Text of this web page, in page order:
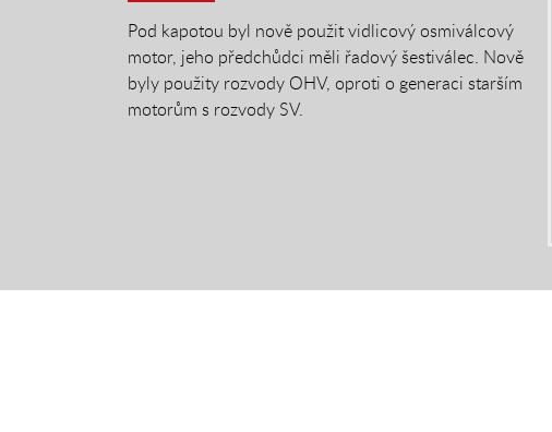
Pod kapotou byl nově použit vidlicový osmiválcový
motor, jeho předchůdci měli řadový šestiválec. Nově
byly použity rozvody OHV, oproti o generaci starším
motorům s rozvody SV.